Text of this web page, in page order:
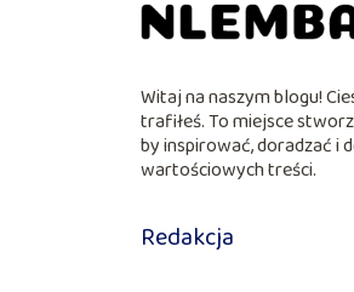
Witaj na naszym blogu!
trafiłeś. To miejsce
by inspirować, doradzać i
wartościowych treści.
Redakcja